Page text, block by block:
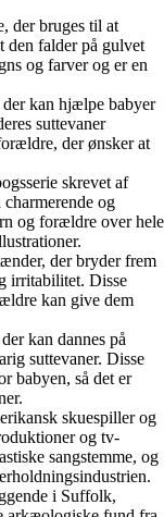
der bruges til at
den falder på gulvet
og farver og er en
kan hjælpe babyer
suttevaner
der ønsker at
skrevet af
og
og forældre over hele
der bryder frem
irritabilitet. Disse
kan give dem
kan dannes på
suttevaner. Disse
babyen, så det er
skuespiller og
og tv-
sangstemme, og
i Suffolk,